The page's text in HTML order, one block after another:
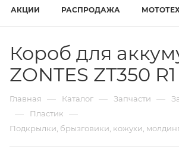
АКЦИИ РАСПРОДАЖА
Короб для
ZONTES ZT350 R1
Главная — Каталог — Запчасти —
— Пластик —
Подкрылки, брызговики, кожухи,